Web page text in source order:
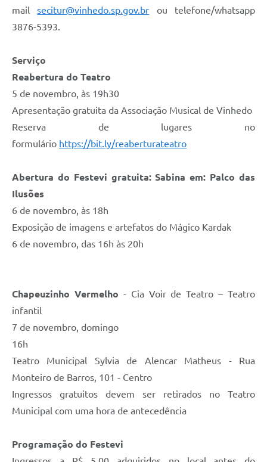
mailsecitur@vinhedo.sp.gov.br ou telefone/whatsapp
3876-5393.
Serviço
Reabertura do Teatro
5 de novembro, às 19h30
Apresentação gratuita da Associação Musical de Vinhedo
Reserva de lugares no
formulário https://bit.ly/reaberturateatro
Abertura do Festevi gratuita: Sabina em: Palco das
Ilusões
6 de novembro, às 18h
Exposição de imagens e artefatos do Mágico Kardak
6 de novembro, das 16h às 20h
Chapeuzinho Vermelho - Cia Voir de Teatro – Teatro
infantil
7 de novembro, domingo
16h
Teatro Municipal Sylvia de Alencar Matheus - Rua
Monteiro de Barros, 101 - Centro
Ingressos gratuitos devem ser retirados no Teatro
Municipal com uma hora de antecedência
Programação do Festevi